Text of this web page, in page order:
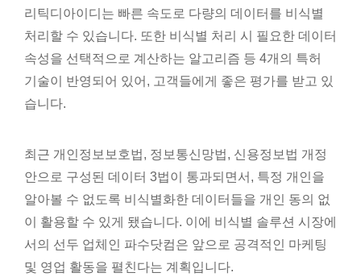
리틱디아이디는 빠른 속도로 다량의 데이터를 비식별
처리할 수 있습니다. 또한 비식별 처리 시 필요한 데이터
속성을 선택적으로 계산하는 알고리즘 등 4개의 특허
기술이 반영되어 있어, 고객들에게 좋은 평가를 받고 있
습니다.
최근 개인정보보호법, 정보통신망법, 신용정보법 개정
안으로 구성된 데이터 3법이 통과되면서, 특정 개인을
알아볼 수 없도록 비식별화한 데이터들을 개인 동의 없
이 활용할 수 있게 됐습니다. 이에 비식별 솔루션 시장에
서의 선두 업체인 파수닷컴은 앞으로 공격적인 마케팅
및 영업 활동을 펼친다는 계획입니다.